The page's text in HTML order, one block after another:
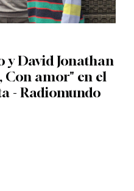
y David Jonathan
Con amor" en el
- Radiomundo